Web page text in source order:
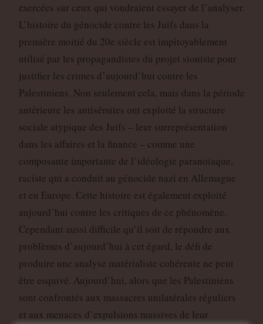
exercées sur ceux qui voudraient essayer de l’analyser.
L’histoire du génocide contre les Juifs dans la
première moitié du 20e siècle est impitoyablement
utilisé par les propagandistes du projet sioniste pour
justifier les crimes d’aujourd’hui contre les
Palestiniens. Non seulement cela, mais dans la période
antérieure les antisémites ont exploité la structure
sociale atypique des Juifs – leur surreprésentation
dans les affaires et la finance – comme une
composante importante de l’idéologie paranoïaque,
raciste qui a conduit au génocide nazi en Allemagne
et en Europe. Cette histoire est également exploité
aujourd’hui contre les critiques de ce phénomène.
Cependant aussi difficile qu’il soit de répondre aux
problèmes d’aujourd’hui à cet égard, le défi de
produire une analyse matérialiste cohérente ne peut
être esquivé. Aujourd’hui, alors que les Palestiniens
sont confrontés aux massacres unilatérales réguliers
et aux menaces d’expulsions massives de leur